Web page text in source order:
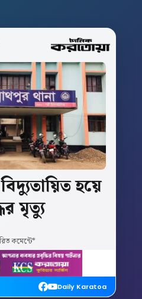
বিদ্যুতায়িতহয়ে
মৃত্যু
কমেন্টে*
Daily Karatoa